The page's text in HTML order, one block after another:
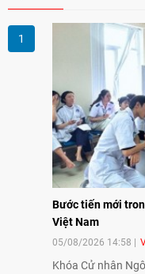
Bước tiến mới
Việt Nam
05/08/2026 14:58
Khóa Cử nhân